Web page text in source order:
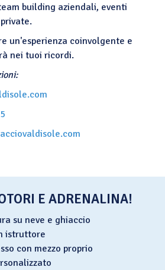
building aziendali, eventi
un'esperienza coinvolgente e
nei tuoi ricordi.
E ADRENALINA!
su neve e ghiaccio
istruttore
con mezzo proprio